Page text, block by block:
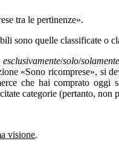
tra le pertinenze».
sono quelle classificate o
esclusivamente/solo/solamente
«Sono ricomprese», si
che hai comprato
categorie (pertanto, non
visione.